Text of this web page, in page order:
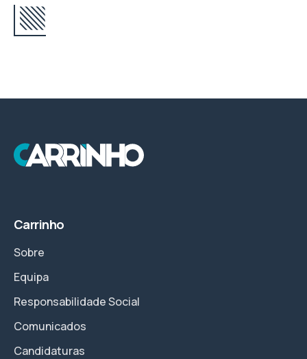
Carrinho
Sobre
Equipa
Responsabilidade Social
Comunicados
Candidaturas